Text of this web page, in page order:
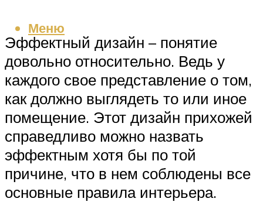
Меню
Эффектный дизайн – понятие
довольно относительно. Ведь у
каждого свое представление о том,
как должно выглядеть то или иное
помещение. Этот дизайн прихожей
справедливо можно назвать
эффектным хотя бы по той
причине, что в нем соблюдены все
основные правила интерьера.